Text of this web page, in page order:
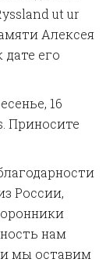
ut ur
Алексея
его
16
Приносите
России,
нам
мы оставим